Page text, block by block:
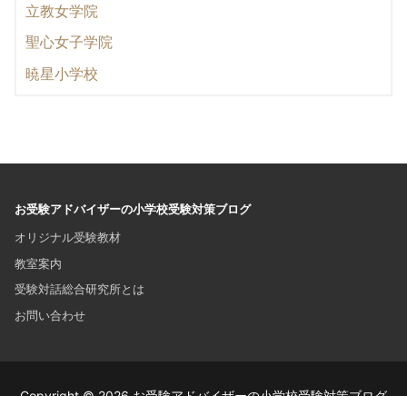
立教女学院
聖心女子学院
暁星小学校
お受験アドバイザーの小学校受験対策ブログ
オリジナル受験教材
教室案内
受験対話総合研究所とは
お問い合わせ